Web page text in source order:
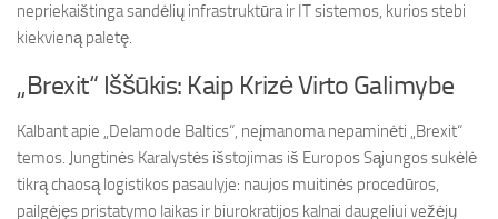
nepriekaištinga sandėlių infrastruktūra ir IT sistemos, kurios stebi
kiekvieną paletę.
„Brexit“ Iššūkis: Kaip Krizė Virto Galimybe
Kalbant apie „Delamode Baltics“, neįmanoma nepaminėti „Brexit“
temos. Jungtinės Karalystės išstojimas iš Europos Sąjungos sukėlė
tikrą chaosą logistikos pasaulyje: naujos muitinės procedūros,
pailgėjęs pristatymo laikas ir biurokratijos kalnai daugeliui vežėjų